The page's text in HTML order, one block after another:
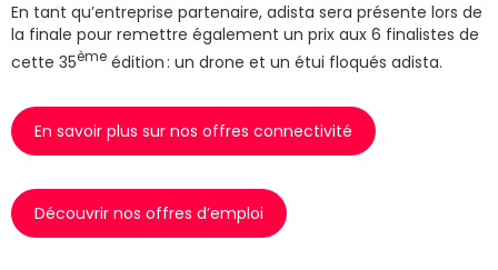
En tant qu’entreprise partenaire, adista sera présente lors de
la finale pour remettre également un prix aux 6 finalistes de
cette 35ème édition : un drone et un étui floqués adista.
En savoir plus sur nos offres connectivité
Découvrir nos offres d’emploi